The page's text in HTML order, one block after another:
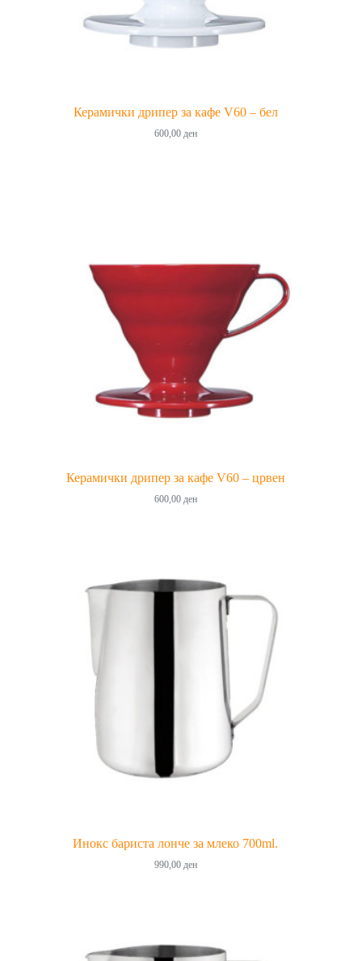
Керамички дрипер за кафе V60 – бел
600,00 ден
Керамички дрипер за кафе V60 – црвен
600,00 ден
Инокс бариста лонче за млеко 700ml.
990,00 ден